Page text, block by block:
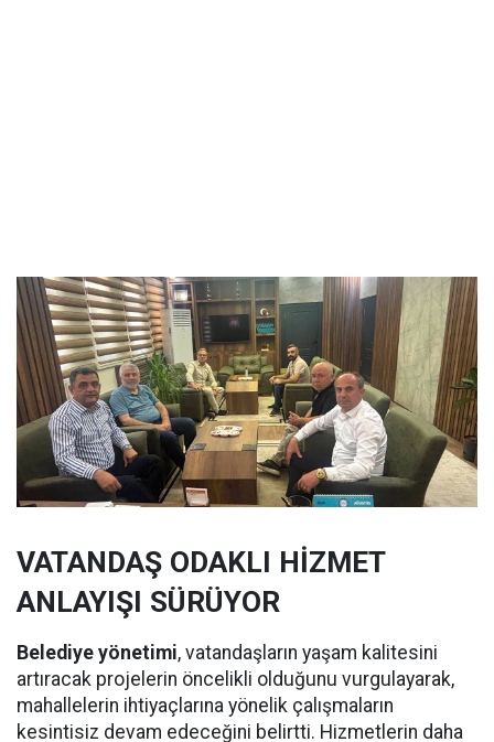
VATANDAŞ ODAKLI HİZMET
ANLAYIŞI SÜRÜYOR
Belediye yönetimi, vatandaşların yaşam kalitesini
artıracak projelerin öncelikli olduğunu vurgulayarak,
mahallelerin ihtiyaçlarına yönelik çalışmaların
kesintisiz devam edeceğini belirtti. Hizmetlerin daha